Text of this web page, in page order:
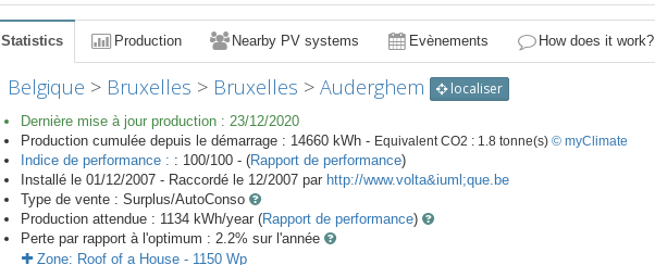
Statistics Production Nearby PV systems Evènements How does it work?
Belgique > Bruxelles > Bruxelles >Auderghem localiser
Dernière mise à jour production : 23/12/2020
Production cumulée depuis le démarrage : 14660 kWh - Equivalent CO2 : 1.8 tonne(s) © myClimate
Indice de performance : : 100/100 - (Rapport de performance)
Installé le 01/12/2007 - Raccordé le 12/2007 par http://www.volta&iuml;que.be
Type de vente : Surplus/AutoConso
Production attendue : 1134 kWh/year (Rapport de performance)
Perte par rapport à l'optimum : 2.2% sur l'année
Zone: Roof of a House - 1150 Wp